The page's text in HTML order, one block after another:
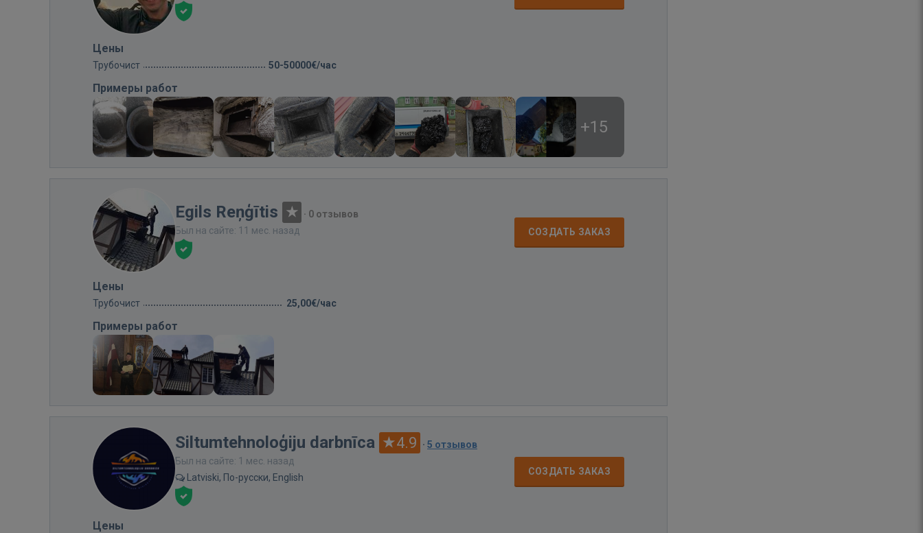
Цены
Трубочист 50-50000€/час
Примеры работ
+15
Egils Reņģītis · 0 отзывов
Был на сайте: 11 мес. назад
СОЗДАТЬ ЗАКАЗ
Цены
Трубочист 25,00€/час
Примеры работ
Siltumtehnoloģiju darbnīca 4.9 · 5 отзывов
Был на сайте: 1 мес. назад
Latviski, По-русски, English
СОЗДАТЬ ЗАКАЗ
Цены